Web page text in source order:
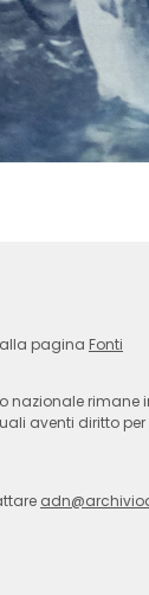
alla pagina Fonti
nazionale rimane
aventi diritto per